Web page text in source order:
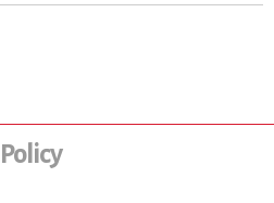
Policy